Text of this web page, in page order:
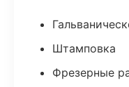
Штамповка
Фрезерные